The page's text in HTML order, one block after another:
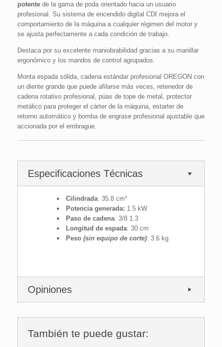
potente de la gama de poda orientado hacia un usuario
profesional. Su sistema de encendido digital CDI mejora el
comportamiento de la máquina a cualquier régimen del motor y
se ajusta perfectamente a cada condición de trabajo.
Destaca por su excelente maniobrabilidad gracias a su manillar
ergonómico y los mandos de control agrupados.
Monta espada sólida, cadena estándar profesional OREGON con
un diente grande que puede afilarse más veces, retenedor de
cadena rotativo profesional, púas de tope de metal, protector
metálico para proteger el cárter de la máquina, estarter de
retorno automático y bomba de engrase profesional ajustable que
accionada por el embrague.
Especificaciones Técnicas
Cilindrada: 35.8 cm³
Potencia generada: 1.5 kW
Paso de cadena: 3/8 1.3
Longitud de espada: 30 cm
Peso (sin equipo de corte): 3.6 kg
Opiniones
También te puede gustar: